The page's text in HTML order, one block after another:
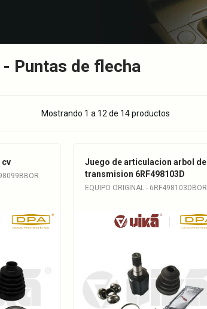
Puntas de flecha
Mostrando 1 a 12 de 14 productos
cv
Juego de articulacion arbol de
transmision 6RF498103D
EQUIPO ORIGINAL - 6RF498103DBOR